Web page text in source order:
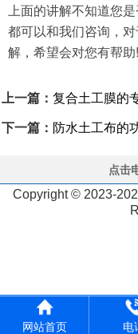
上面的讲解不知道您
都可以和我们咨询，
解，希望会对您有帮助!
上一篇：复合土工膜的
下一篇： 防水土工布的
点击
Copyright © 2023-
网站首页 电